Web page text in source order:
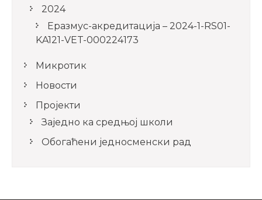
2024
Еразмус-акредитација – 2024-1-RS01-
KA121-VET-000224173
Микротик
Новости
Пројекти
Заједно ка средњој школи
Обогаћени једносменски рад